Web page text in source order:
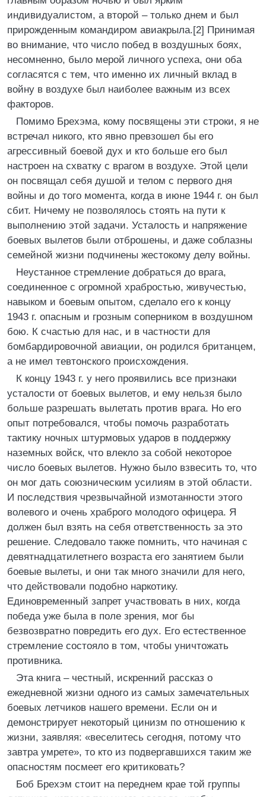
индивидуалистом, а второй – только днем и был
прирожденным командиром авиакрыла.[2] Принимая
во внимание, что число побед в воздушных боях,
несомненно, было мерой личного успеха, они оба
согласятся с тем, что именно их личный вклад в
войну в воздухе был наиболее важным из всех
факторов.
Помимо Брехэма, кому посвящены эти строки, я не
встречал никого, кто явно превзошел бы его
агрессивный боевой дух и кто больше его был
настроен на схватку с врагом в воздухе. Этой цели
он посвящал себя душой и телом с первого дня
войны и до того момента, когда в июне 1944 г. он был
сбит. Ничему не позволялось стоять на пути к
выполнению этой задачи. Усталость и напряжение
боевых вылетов были отброшены, и даже соблазны
семейной жизни подчинены жестокому делу войны.
Неустанное стремление добраться до врага,
соединенное с огромной храбростью, живучестью,
навыком и боевым опытом, сделало его к концу
1943 г. опасным и грозным соперником в воздушном
бою. К счастью для нас, и в частности для
бомбардировочной авиации, он родился британцем,
а не имел тевтонского происхождения.
К концу 1943 г. у него проявились все признаки
усталости от боевых вылетов, и ему нельзя было
больше разрешать вылетать против врага. Но его
опыт потребовался, чтобы помочь разработать
тактику ночных штурмовых ударов в поддержку
наземных войск, что влекло за собой некоторое
число боевых вылетов. Нужно было взвесить то, что
он мог дать союзническим усилиям в этой области.
И последствия чрезвычайной измотанности этого
волевого и очень храброго молодого офицера. Я
должен был взять на себя ответственность за это
решение. Следовало также помнить, что начиная с
девятнадцатилетнего возраста его занятием были
боевые вылеты, и они так много значили для него,
что действовали подобно наркотику.
Единовременный запрет участвовать в них, когда
победа уже была в поле зрения, мог бы
безвозвратно повредить его дух. Его естественное
стремление состояло в том, чтобы уничтожать
противника.
Эта книга – честный, искренний рассказ о
ежедневной жизни одного из самых замечательных
боевых летчиков нашего времени. Если он и
демонстрирует некоторый цинизм по отношению к
жизни, заявляя: «веселитесь сегодня, потому что
завтра умрете», то кто из подвергавшихся таким же
опасностям посмеет его критиковать?
Боб Брехэм стоит на переднем крае той группы